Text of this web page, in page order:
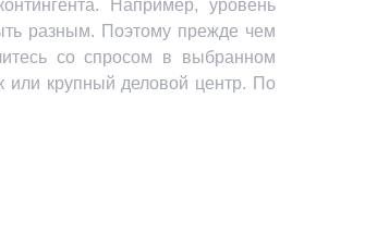
Например, уровень
разным. Поэтому прежде чем
со спросом в выбранном
или крупный деловой центр. По